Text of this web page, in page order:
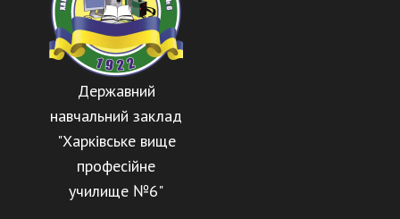
Державний
навчальний заклад
"Харківське вище
професійне
училище №6"